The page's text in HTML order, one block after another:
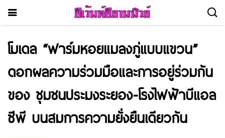
โมเดล “ฟาร์มหอยแมลงภู่แบบแขวน”
ดอกผลความร่วมมือและการอยู่ร่วมกัน
ของ ชุมชนประมงระยอง-โรงไฟฟ้าบีแอล
ซีพี บนสมการความยั่งยืนเดียวกัน